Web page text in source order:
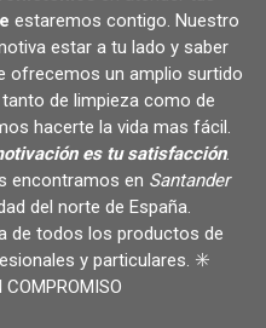
estaremos contigo. Nuestro
estar a tu lado y saber
ofrecemos un amplio surtido
de limpieza como de
hacerte la vida mas fácil.
es tu satisfacción.
encontramos en Santander
del norte de España.
de todos los productos de
y particulares. ✳️